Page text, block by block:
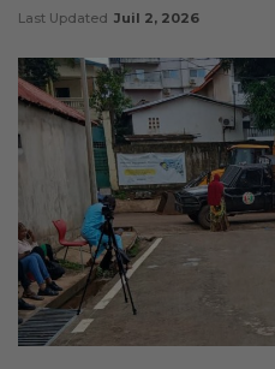
Last Updated Juil 2, 2026